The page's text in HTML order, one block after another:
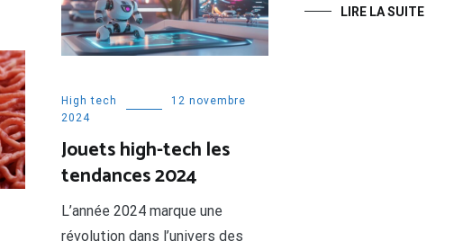
LIRE LA SUITE
High tech
12 novembre
2024
Jouets high-tech les
tendances 2024
L’année 2024 marque une
révolution dans l’univers des